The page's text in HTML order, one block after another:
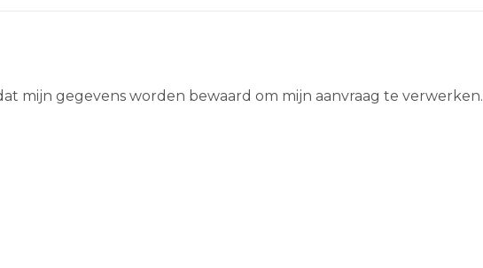
mijn gegevens worden bewaard om mijn aanvraag te verwerken.